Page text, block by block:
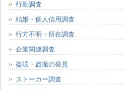
行動調査
結婚・個人信用調査
行方不明・所在調査
企業関連調査
盗聴・盗撮の発見
ストーカー調査